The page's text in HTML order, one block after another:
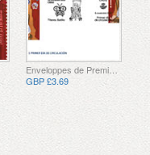
Enveloppes de Premier Jour
GBP £3.69